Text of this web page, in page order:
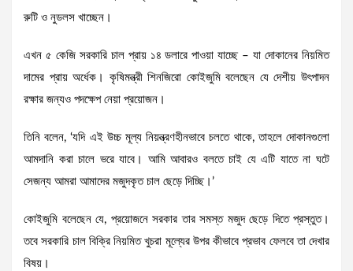
রুটি ও নুডলস খাচ্ছেন।
এখন ৫ কেজি সরকারি চাল প্রায় ১৪ ডলারে পাওয়া যাচ্ছে – যা দোকানের নিয়মিত
দামের প্রায় অর্ধেক। কৃষিমন্ত্রী শিনজিরো কোইজুমি বলেছেন যে দেশীয় উৎপাদন
রক্ষার জন্যও পদক্ষেপ নেয়া প্রয়োজন।
তিনি বলেন, ‘যদি এই উচ্চ মূল্য নিয়ন্ত্রণহীনভাবে চলতে থাকে, তাহলে দোকানগুলো
আমদানি করা চালে ভরে যাবে। আমি আবারও বলতে চাই যে এটি যাতে না ঘটে
সেজন্য আমরা আমাদের মজুদকৃত চাল ছেড়ে দিচ্ছি।’
কোইজুমি বলেছেন যে, প্রয়োজনে সরকার তার সমস্ত মজুদ ছেড়ে দিতে প্রস্তুত।
তবে সরকারি চাল বিক্রি নিয়মিত খুচরা মূল্যের উপর কীভাবে প্রভাব ফেলবে তা দেখার
বিষয়।